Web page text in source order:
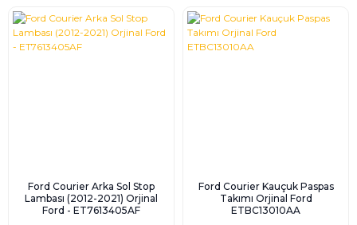
Ford Courier Arka Sol Stop
Lambası (2012-2021) Orjinal
Ford - ET7613405AF
Ford Courier Kauçuk Paspas
Takımı Orjinal Ford
ETBC13010AA